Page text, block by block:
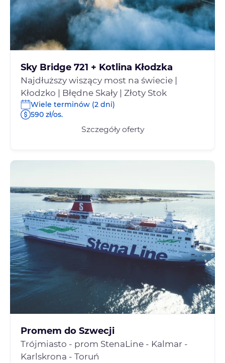
Sky Bridge 721 + Kotlina Kłodzka
Najdłuższy wiszący most na świecie |
Kłodzko | Błędne Skały | Złoty Stok
Wiele terminów (2 dni)
590 zł/os.
Szczegóły oferty
Promem do Szwecji
Trójmiasto - prom StenaLine - Kalmar -
Karlskrona - Toruń